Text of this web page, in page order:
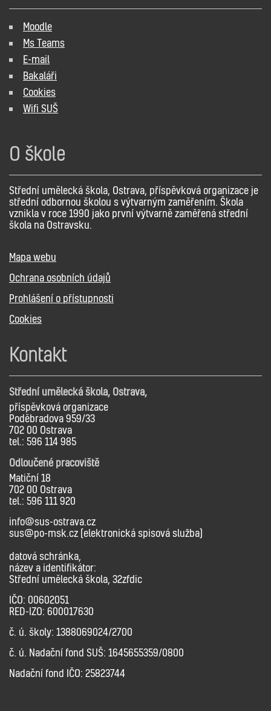
Moodle
Ms Teams
E-mail
Bakaláři
Cookies
Wifi SUŠ
O škole
Střední umělecká škola, Ostrava, příspěvková organizace je
střední odbornou školou s výtvarným zaměřením. Škola
vznikla v roce 1990 jako první výtvarně zaměřená střední
škola na Ostravsku.
Mapa webu
Ochrana osobních údajů
Prohlášení o přístupnosti
Cookies
Kontakt
Střední umělecká škola, Ostrava,
příspěvková organizace
Poděbradova 959/33
702 00 Ostrava
tel.: 596 114 985
Odloučené pracoviště
Matiční 18
702 00 Ostrava
tel.: 596 111 920
info@sus-ostrava.cz
sus@po-msk.cz (elektronická spisová služba)
datová schránka,
název a identifikátor:
Střední umělecká škola, 32zfdic
IČO: 00602051
RED-IZO: 600017630
č. ú. školy: 1388069024/2700
č. ú. Nadační fond SUŠ: 1645655359/0800
Nadační fond IČO: 25823744